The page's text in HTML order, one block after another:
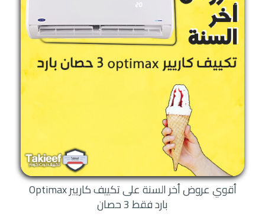
أقوي عروض أخر السنة على تكييف كاريير Optimax
بارد فقط 3 حصان